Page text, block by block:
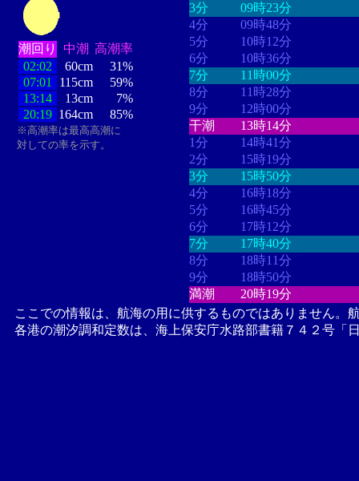
潮回り 中潮 高潮率
02:02
60cm
31%
07:01
115cm
59%
13:14
13cm
7%
20:19 164cm 85%
※高潮率は最高高潮に
対しての率を示す。
3分
09時23分
4分
09時48分
5分
10時12分
6分
10時36分
7分
11時00分
8分
11時28分
9分
12時00分
干潮
13時14分
1分
14時41分
2分
15時19分
3分
15時50分
4分
16時18分
5分
16時45分
6分
17時12分
7分
17時40分
8分
18時11分
9分
18時50分
満潮
20時19分
ここでの情報は、航海の用に供するものではありません。
各港の潮汐調和定数は、海上保安庁水路部書籍７４２号「